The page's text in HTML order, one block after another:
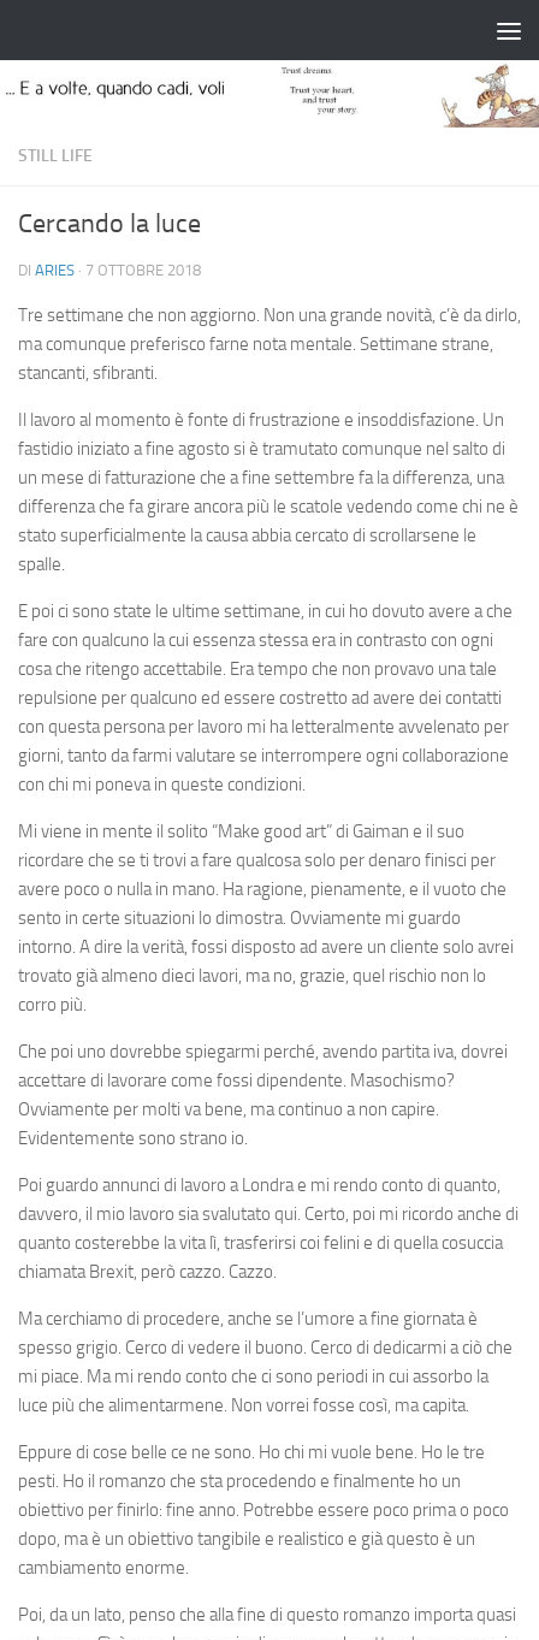
STILL LIFE
Cercando la luce
DI ARIES · 7 OTTOBRE 2018
Tre settimane che non aggiorno. Non una grande novità, c’è da dirlo,
ma comunque preferisco farne nota mentale. Settimane strane,
stancanti, sfibranti.
Il lavoro al momento è fonte di frustrazione e insoddisfazione. Un
fastidio iniziato a fine agosto si è tramutato comunque nel salto di
un mese di fatturazione che a fine settembre fa la differenza, una
differenza che fa girare ancora più le scatole vedendo come chi ne è
stato superficialmente la causa abbia cercato di scrollarsene le
spalle.
E poi ci sono state le ultime settimane, in cui ho dovuto avere a che
fare con qualcuno la cui essenza stessa era in contrasto con ogni
cosa che ritengo accettabile. Era tempo che non provavo una tale
repulsione per qualcuno ed essere costretto ad avere dei contatti
con questa persona per lavoro mi ha letteralmente avvelenato per
giorni, tanto da farmi valutare se interrompere ogni collaborazione
con chi mi poneva in queste condizioni.
Mi viene in mente il solito “Make good art” di Gaiman e il suo
ricordare che se ti trovi a fare qualcosa solo per denaro finisci per
avere poco o nulla in mano. Ha ragione, pienamente, e il vuoto che
sento in certe situazioni lo dimostra. Ovviamente mi guardo
intorno. A dire la verità, fossi disposto ad avere un cliente solo avrei
trovato già almeno dieci lavori, ma no, grazie, quel rischio non lo
corro più.
Che poi uno dovrebbe spiegarmi perché, avendo partita iva, dovrei
accettare di lavorare come fossi dipendente. Masochismo?
Ovviamente per molti va bene, ma continuo a non capire.
Evidentemente sono strano io.
Poi guardo annunci di lavoro a Londra e mi rendo conto di quanto,
davvero, il mio lavoro sia svalutato qui. Certo, poi mi ricordo anche di
quanto costerebbe la vita lì, trasferirsi coi felini e di quella cosuccia
chiamata Brexit, però cazzo. Cazzo.
Ma cerchiamo di procedere, anche se l’umore a fine giornata è
spesso grigio. Cerco di vedere il buono. Cerco di dedicarmi a ciò che
mi piace. Ma mi rendo conto che ci sono periodi in cui assorbo la
luce più che alimentarmene. Non vorrei fosse così, ma capita.
Eppure di cose belle ce ne sono. Ho chi mi vuole bene. Ho le tre
pesti. Ho il romanzo che sta procedendo e finalmente ho un
obiettivo per finirlo: fine anno. Potrebbe essere poco prima o poco
dopo, ma è un obiettivo tangibile e realistico e già questo è un
cambiamento enorme.
Poi, da un lato, penso che alla fine di questo romanzo importa quasi